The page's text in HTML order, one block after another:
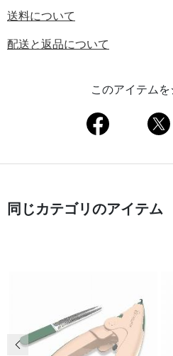
送料について
配送と返品について
このアイテムを
同じカテゴリのアイテム
前の画像